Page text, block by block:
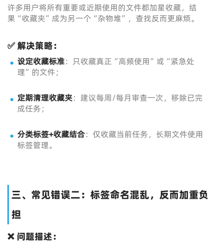
许多用户将所有重要或近期使用的文件都加星收藏，结
果“收藏夹”成为另一个“杂物堆”，查找反而更麻烦。
✅ 解决策略：
设定收藏标准：只收藏真正“高频使用”或“紧急处
理”的文件；
定期清理收藏夹：建议每周/每月审查一次，移除已完
成任务；
分类标签+收藏结合：仅收藏当前任务，长期文件使用
标签管理。
三、常见错误二：标签命名混乱，反而加重负
担
❌ 问题描述：